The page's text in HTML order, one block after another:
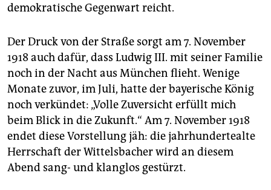
demokratische Gegenwart reicht.
Der Druck von der Straße sorgt am 7. November
1918 auch dafür, dass Ludwig III. mit seiner Familie
noch in der Nacht aus München flieht. Wenige
Monate zuvor, im Juli, hatte der bayerische König
noch verkündet: „Volle Zuversicht erfüllt mich
beim Blick in die Zukunft.“ Am 7. November 1918
endet diese Vorstellung jäh: die jahrhundertealte
Herrschaft der Wittelsbacher wird an diesem
Abend sang- und klanglos gestürzt.